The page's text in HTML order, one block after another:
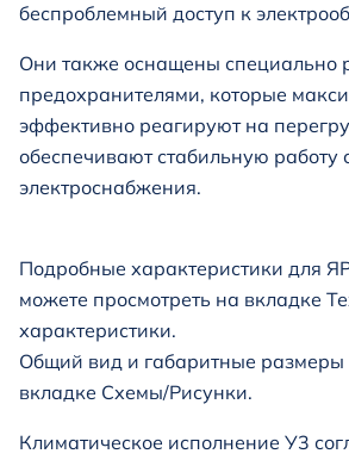
беспроблемный доступ к
Они также оснащены специально
предохранителями, которые
эффективно реагируют на
обеспечивают стабильную работу
электроснабжения.
Подробные характеристики для
можете просмотреть на вкладке
характеристики.
Общий вид и габаритные
вкладке Схемы/Рисунки.
Климатическое исполнение У3